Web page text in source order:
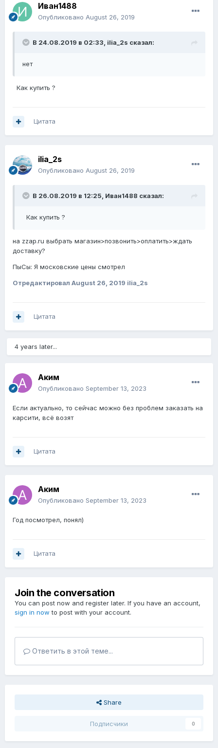
Иван1488
Опубликовано August 26, 2019
В 24.08.2019 в 02:33, ilia_2s сказал:
нет
Как купить ?
Цитата
ilia_2s
Опубликовано August 26, 2019
В 26.08.2019 в 12:25, Иван1488 сказал:
Как купить ?
на zzap.ru выбрать магазин>позвонить>оплатить>ждать
доставку?
ПыСы: Я московские цены смотрел
Отредактировал August 26, 2019 ilia_2s
Цитата
4 years later...
Аким
Опубликовано September 13, 2023
Если актуально, то сейчас можно без проблем заказать на
карсити, всё возят
Цитата
Аким
Опубликовано September 13, 2023
Год посмотрел, понял)
Цитата
Join the conversation
You can post now and register later. If you have an account,
sign in now to post with your account.
Ответить в этой теме...
Share
Подписчики 0